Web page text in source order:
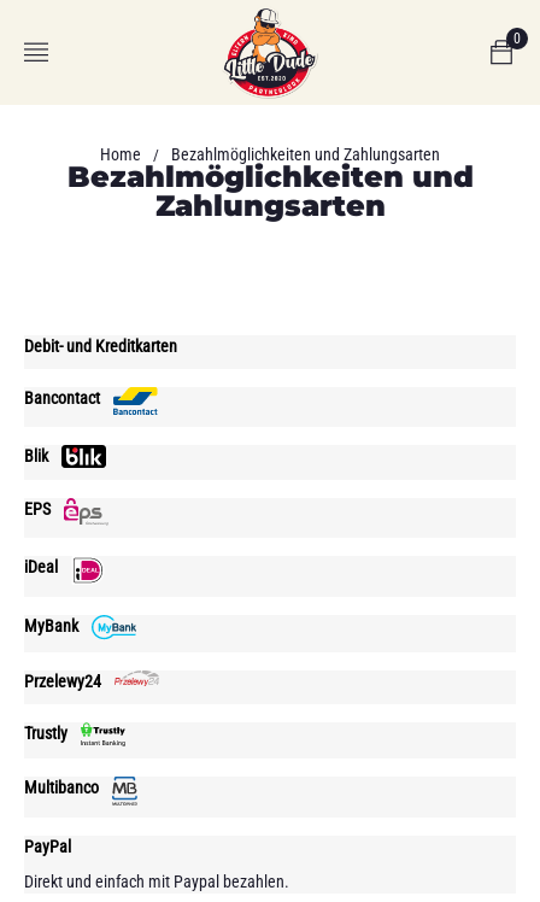
0
Home / Bezahlmöglichkeiten und Zahlungsarten
Bezahlmöglichkeiten und
Zahlungsarten
Debit- und Kreditkarten
Bancontact
Blik
EPS
iDeal
MyBank
Przelewy24
Trustly
Multibanco
PayPal
Direkt und einfach mit Paypal bezahlen.